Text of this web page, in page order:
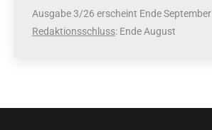
Ausgabe 3/26 erscheint Ende September
Redaktionsschluss: Ende August